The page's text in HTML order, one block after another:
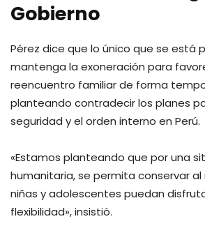
Gobierno
Pérez dice que lo único que se está
mantenga la exoneración para
reencuentro familiar de forma
planteando contradecir los planes
seguridad y el orden interno en Perú.
«Estamos planteando que por una
humanitaria, se permita conservar al
niñas y adolescentes puedan
flexibilidad», insistió.